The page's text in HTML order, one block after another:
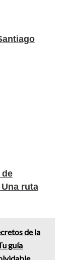
de
ruta
de la
guía